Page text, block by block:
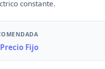
constante.
Precio Fijo